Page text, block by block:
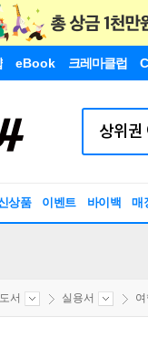
eBook 크레마클럽
상품 이벤트 바이백 매
서 실용서